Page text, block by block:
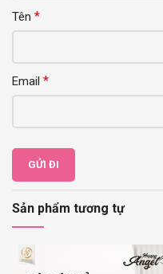
Tên *
Email *
Sản phẩm tương tự